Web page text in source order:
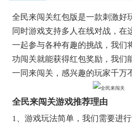
全民来闯关红包版是一款刺激好
同时游戏支持多人在线对战，在
一起参与各种有趣的挑战，我们
功闯关就能获得红包奖励，我们
一同来闯关，感兴趣的玩家千万
全民来闯关游戏推荐理由
1、游戏玩法简单，我们需要进